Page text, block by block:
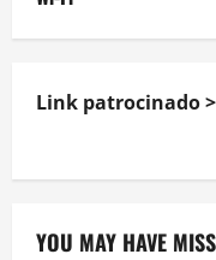
Link patrocinado >
YOU MAY HAVE